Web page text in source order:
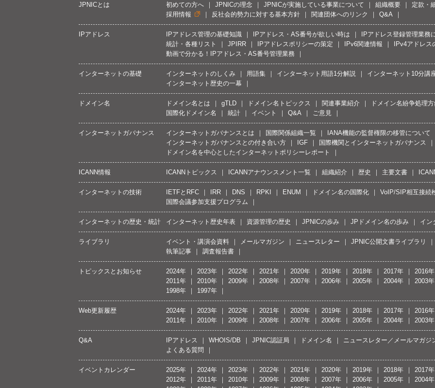
JPNICとは 初めての方へ JPNICの理念 JPNICが実施している事業について 組織概要
定款・
採用情報
反社会的勢力に対する基本方針 関連団体へのリンク Q&A
IPアドレス IPアドレス管理の基礎知識 IPアドレス・AS番号が欲しい時は
IPアドレス登録管理業務
統計・各種リスト
JPIRR IPアドレスポリシーの策定 IPv6関連情報
IPv4アドレ
動画で分かる！IPアドレス・AS番号管理業務
インターネットの基礎 インターネットのしくみ 用語集 インターネット用語1分解説
インターネット10分講
インターネット歴史の一幕
ドメイン名 ドメイン名とは gTLD ドメイン名トピックス 関連事業紹介
ドメイン名紛争処理
国際化ドメイン名
統計 イベント Q&A ご意見
インターネットガバナンス インターネットガバナンスとは 国際関係組織一覧
IANA機能の監督権限の移管について
インターネットガバナンスとの付き合い方
IGF
国際機関とインターネットガバナンス
ドメイン名を中心としたインターネットポリシーレポート
ICANN情報 ICANNトピックス ICANNアナウンスメント一覧 組織紹介 歴史 主要文書
インターネットの技術 IETFとRFC IRR DNS RPKI ENUM ドメイン名の国際化
VoIP/SIP相互接続
国際会議参加支援プログラム
インターネットの歴史・統計 インターネット歴史年表 資源管理の歴史 JPNICの歩み JPドメイン名の歩み イン
ライブラリ イベント・講演会資料 メールマガジン ニュースレター
JPNIC公開文書ライブラリ
執筆記事
調査報告書
トピックスとお知らせ 2024年 2023年 2022年 2021年 2020年 2019年 2018年 2017年
2016年
2011年
2010年 2009年 2008年 2007年 2006年 2005年 2004年
2003年
1998年
1997年
Web更新履歴 2024年 2023年 2022年 2021年 2020年 2019年 2018年 2017年
2016年
2011年
2010年 2009年 2008年 2007年 2006年 2005年 2004年 2003年
Q&A IPアドレス WHOIS/DB JPNIC認証局 ドメイン名
ニュースレター／メールマガジ
よくある質問
イベントカレンダー 2025年 2024年 2023年 2022年 2021年 2020年 2019年 2018年
2017年
2012年
2011年 2010年 2009年 2008年 2007年 2006年 2005年
2004年